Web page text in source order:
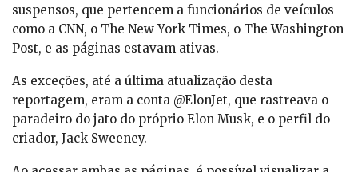
suspensos, que pertencem a funcionários de veículos
como a CNN, o The New York Times, o The Washington
Post, e as páginas estavam ativas.
As exceções, até a última atualização desta
reportagem, eram a conta @ElonJet, que rastreava o
paradeiro do jato do próprio Elon Musk, e o perfil do
criador, Jack Sweeney.